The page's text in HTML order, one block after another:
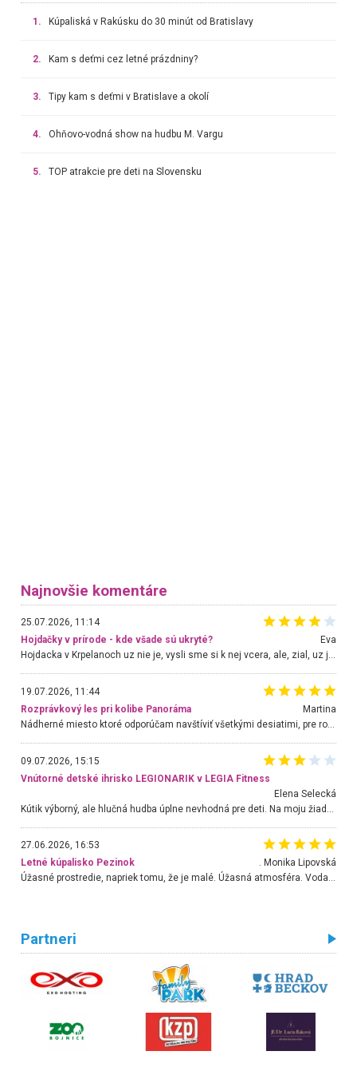
1. Kúpaliská v Rakúsku do 30 minút od Bratislavy
2. Kam s deťmi cez letné prázdniny?
3. Tipy kam s deťmi v Bratislave a okolí
4. Ohňovo-vodná show na hudbu M. Vargu
5. TOP atrakcie pre deti na Slovensku
Najnovšie komentáre
25.07.2026, 11:14
Hojdačky v prírode - kde všade sú ukryté?
Eva
Hojdacka v Krpelanoch uz nie je, vysli sme si k nej vcera, ale, zial, uz je znicena. Ak sem planujete cestu len kvoli hojdacke, mozete si ju usetrit. Krasny vyhlad je tu vsak aj bez hojdacky :-)
19.07.2026, 11:44
Rozprávkový les pri kolibe Panoráma
Martina
Nádherné miesto ktoré odporúčam navštíviť všetkými desiatimi, pre rodiny s deťmi, dôchodcom... Proste a jednoducho ozaj rozprávkový les.. určite ešte prídeme. Odniesli sme si na pamiatku krásne tričká,
09.07.2026, 15:15
Vnútorné detské ihrisko LEGIONARIK v LEGIA Fitness
Elena Selecká
27.06.2026, 16:53
Letné kúpalisko Pezinok
. Monika Lipovská
Úžasné prostredie, napriek tomu, že je malé. Úžasná atmosféra. Voda fantastická a nádherná. Ľudí je pomerne veľa, ale su mili a ohľaduplní. Je veľmi zaujímavé sledovať, ako dokážu spolu športovať cudzí ľudia a bez ohľadu na vek. Vládne tu pohoda. Vnuka neviem dostať z vody. Ďakujem za krásny deň . Urcite sa sem vrátim. Jediný problém je s parkovaním, ale aj ten sa mi podarilo vyriešiť. Monika Bratislava
Partneri